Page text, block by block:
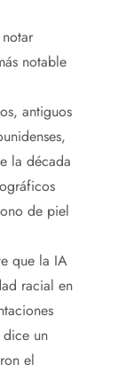
notable
antiguos
la década
de piel
que la IA
racial en
dice un
el